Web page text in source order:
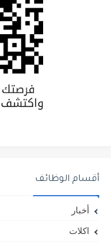
أقسام الوظائف
أخبار
اكلات